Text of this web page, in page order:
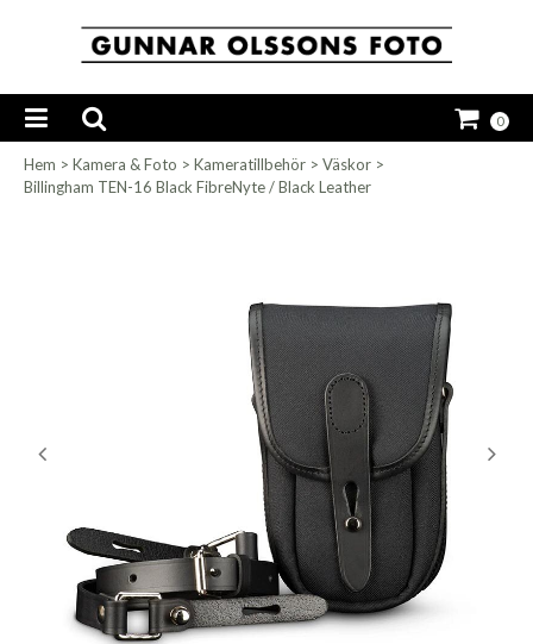
0
Hem > Kamera & Foto > Kameratillbehör > Väskor >
Billingham TEN-16 Black FibreNyte / Black Leather